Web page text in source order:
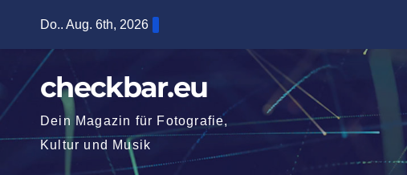
springen
Do.. Aug. 6th, 2026
checkbar.eu
Dein Magazin für Fotografie,
Kultur und Musik